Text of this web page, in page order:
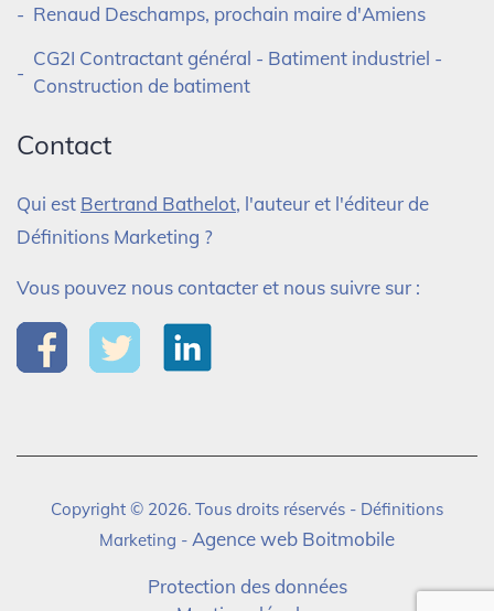
Renaud Deschamps, prochain maire d'Amiens
CG2I Contractant général - Batiment industriel -
Construction de batiment
Contact
Qui est Bertrand Bathelot, l'auteur et l'éditeur de
Définitions Marketing ?
Vous pouvez nous contacter et nous suivre sur :
Copyright © 2026. Tous droits réservés - Définitions
Marketing - Agence web Boitmobile
Protection des données